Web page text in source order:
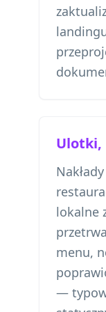
Ulotki,
lokalne
menu,
—